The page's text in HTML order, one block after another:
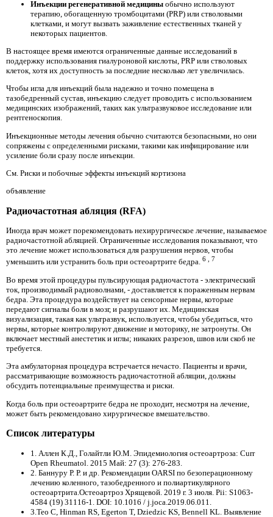
Инъекции регенеративной медицины обычно используют
терапию, обогащенную тромбоцитами (PRP) или стволовыми
клетками, и могут вызвать заживление естественных тканей у
некоторых пациентов.
В настоящее время имеются ограниченные данные исследований в
поддержку использования гиалуроновой кислоты, PRP или стволовых
клеток, хотя их доступность за последние несколько лет увеличилась.
Чтобы игла для инъекций была надежно и точно помещена в
тазобедренный сустав, инъекцию следует проводить с использованием
медицинских изображений, таких как ультразвуковое исследование или
рентгеноскопия.
Инъекционные методы лечения обычно считаются безопасными, но они
сопряжены с определенными рисками, такими как инфицирование или
усиление боли сразу после инъекции.
См. Риски и побочные эффекты инъекций кортизона
объявление
Радиочастотная абляция (RFA)
Иногда врач может порекомендовать нехирургическое лечение, называемое
радиочастотной абляцией. Ограниченные исследования показывают, что
это лечение может использоваться для разрушения нервов, чтобы
уменьшить или устранить боль при остеоартрите бедра. 6 7
Во время этой процедуры пульсирующая радиочастота - электрический
ток, производимый радиоволнами, - доставляется к пораженным нервам
бедра. Эта процедура воздействует на сенсорные нервы, которые
передают сигналы боли в мозг, и разрушают их. Медицинская
визуализация, такая как ультразвук, используется, чтобы убедиться, что
нервы, которые контролируют движение и моторику, не затронуты. Он
включает местный анестетик и иглы; никаких разрезов, швов или скоб не
требуется.
Эта амбулаторная процедура встречается нечасто. Пациенты и врачи,
рассматривающие возможность радиочастотной абляции, должны
обсудить потенциальные преимущества и риски.
Когда боль при остеоартрите бедра не проходит, несмотря на лечение,
может быть рекомендовано хирургическое вмешательство.
Список литературы
1. Аллен К.Д., Голайтли Ю.М. Эпидемиология остеоартроза: Curr
Open Rheumatol. 2015 Май: 27 (3): 276-283.
2. Баннуру Р. Р. и др. Рекомендации OARSI по безоперационному
лечению коленного, тазобедренного и полиартикулярного
остеоартрита.Остеоартроз Хрящевой. 2019 г. 3 июля. Pii: S1063-
4584 (19) 31116-1. DOI: 10.1016 / j.joca.2019.06.011.
3.Teo C, Hinman RS, Egerton T, Dziedzic KS, Bennell KL. Выявление